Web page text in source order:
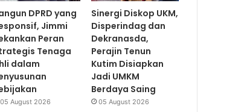
DPRD yang
Jimmi
Peran
Tenaga
dalam
05 August 2026
Sinergi Diskop UKM,
Disperindag dan
Dekranasda,
Perajin Tenun
Kutim Disiapkan
Jadi UMKM
Berdaya Saing
05 August 2026